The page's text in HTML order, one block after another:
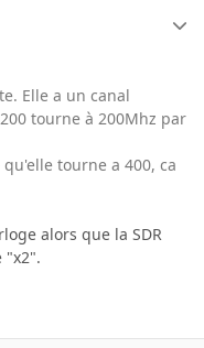
Elle a un canal
tourne à 200Mhz par
tourne a 400, ca
alors que la SDR
"x2".